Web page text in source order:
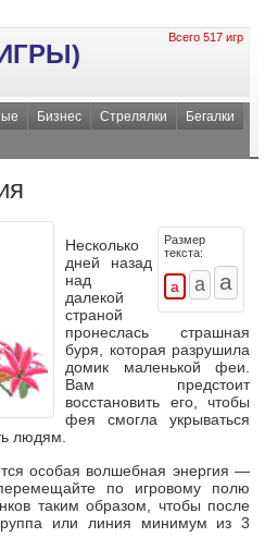
Всего 517 игр
Бизнес Стрелялки
Бегалки
Размер
текста:
Несколько
дней назад
над
далекой
страной
пронеслась страшная
буря, которая разрушила
домик маленькой феи.
Вам предстоит
восстановить его, чтобы
фея смогла укрываться
людям.
особая волшебная энергия —
по игровому полю
таким образом, чтобы после
или линия минимум из 3